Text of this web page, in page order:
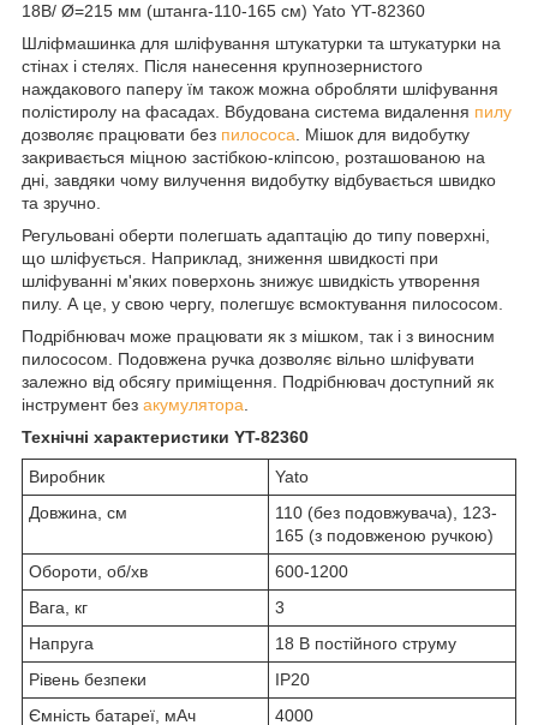
18В/ Ø=215 мм (штанга-110-165 см) Yato YT-82360
Шліфмашинка для шліфування штукатурки та штукатурки на
стінах і стелях. Після нанесення крупнозернистого
наждакового паперу їм також можна обробляти шліфування
полістиролу на фасадах. Вбудована система видалення пилу
дозволяє працювати без пилососа . Мішок для видобутку
закривається міцною застібкою-кліпсою, розташованою на
дні, завдяки чому вилучення видобутку відбувається швидко
та зручно.
Регульовані оберти полегшать адаптацію до типу поверхні,
що шліфується. Наприклад, зниження швидкості при
шліфуванні м'яких поверхонь знижує швидкість утворення
пилу. А це, у свою чергу, полегшує всмоктування пилососом.
Подрібнювач може працювати як з мішком, так і з виносним
пилососом. Подовжена ручка дозволяє вільно шліфувати
залежно від обсягу приміщення. Подрібнювач доступний як
інструмент без акумулятора
Технічні характеристики YT-82360
Виробник
Yato
Довжина, см
110 (без подовжувача), 123-
165 (з подовженою ручкою)
Обороти, об/хв
600-1200
Вага, кг
3
Напруга
18 В постійного струму
Рівень безпеки
IP20
Ємність батареї, мАч
4000